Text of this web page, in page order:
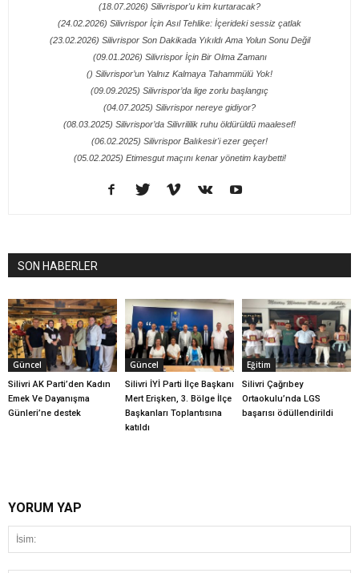
(18.07.2026) Silivrispor'u kim kurtaracak?
(24.02.2026) Silivrispor İçin Asıl Tehlike: İçerideki sessiz çatlak
(23.02.2026) Silivrispor Son Dakikada Yıkıldı Ama Yolun Sonu Değil
(09.01.2026) Silivrispor İçin Bir Olma Zamanı
() Silivrispor’un Yalnız Kalmaya Tahammülü Yok!
(09.09.2025) Silivrispor’da lige zorlu başlangıç
(04.07.2025) Silivrispor nereye gidiyor?
(08.03.2025) Silivrispor’da Silivrililik ruhu öldürüldü maalesef!
(06.02.2025) Silivrispor Balıkesir'i ezer geçer!
(05.02.2025) Etimesgut maçını kenar yönetim kaybetti!
SON HABERLER
Güncel
Silivri AK Parti’den Kadın
Emek Ve Dayanışma
Günleri’ne destek
Güncel
Silivri İYİ Parti İlçe Başkanı
Mert Erişken, 3. Bölge İlçe
Başkanları Toplantısına
katıldı
Eğitim
Silivri Çağrıbey
Ortaokulu’nda LGS
başarısı ödüllendirildi
YORUM YAP